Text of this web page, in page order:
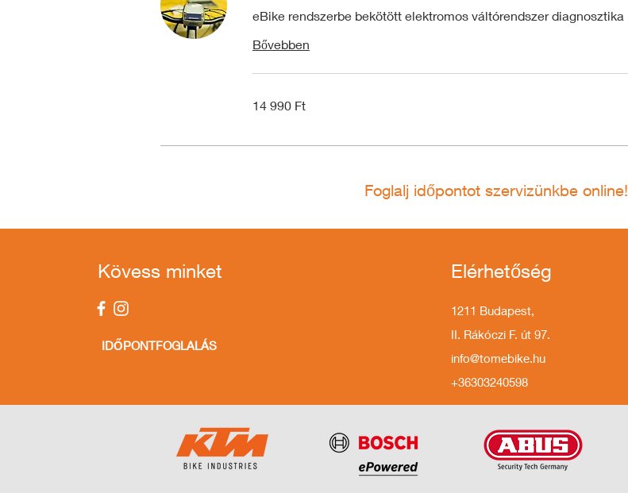
eBike rendszerbe bekötött elektromos váltórendszer diagnosztika
Bővebben
magyar
14 990 Ft
Foglalj időpontot szervizünkbe online!
Kövess minket
IDŐPONTFOGLALÁS
Elérhetőség
1211 Budapest,
II. Rákóczi F. út 97.
info@tomebike.hu
+36303240598